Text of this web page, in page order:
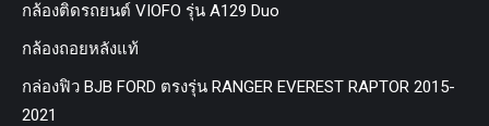
กล้องติดรถยนต์ VIOFO รุ่น A129 Duo
กล้องถอยหลังแท้
กล่องฟิว BJB FORD ตรงรุ่น RANGER EVEREST RAPTOR 2015-
2021